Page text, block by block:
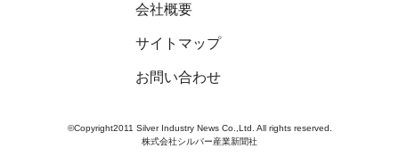
会社概要
サイトマップ
お問い合わせ
©Copyright2011 Silver Industry News Co.,Ltd. All rights reserved.
株式会社シルバー産業新聞社